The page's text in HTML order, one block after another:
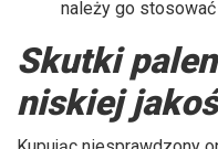
należy go
Skutki
niskiej